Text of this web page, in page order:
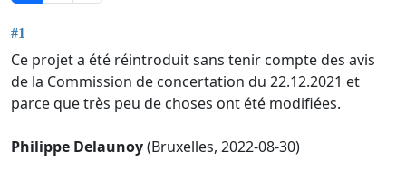
#1
Ce projet a été réintroduit sans tenir compte des avis
de la Commission de concertation du 22.12.2021 et
parce que très peu de choses ont été modifiées.
Philippe Delaunoy(Bruxelles, 2022-08-30)